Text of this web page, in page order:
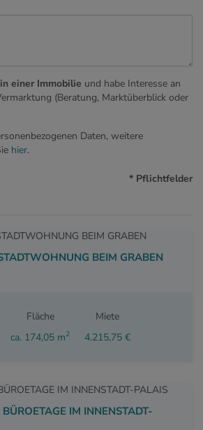
einer Immobilie und habe Interesse an
(Beratung, Marktüberblick oder
Daten, weitere
hier.
* Pflichtfelder
BEIM GRABEN
Fläche
ca. 174,05 m2
Miete
4.215,75 €
IM INNENSTADT-